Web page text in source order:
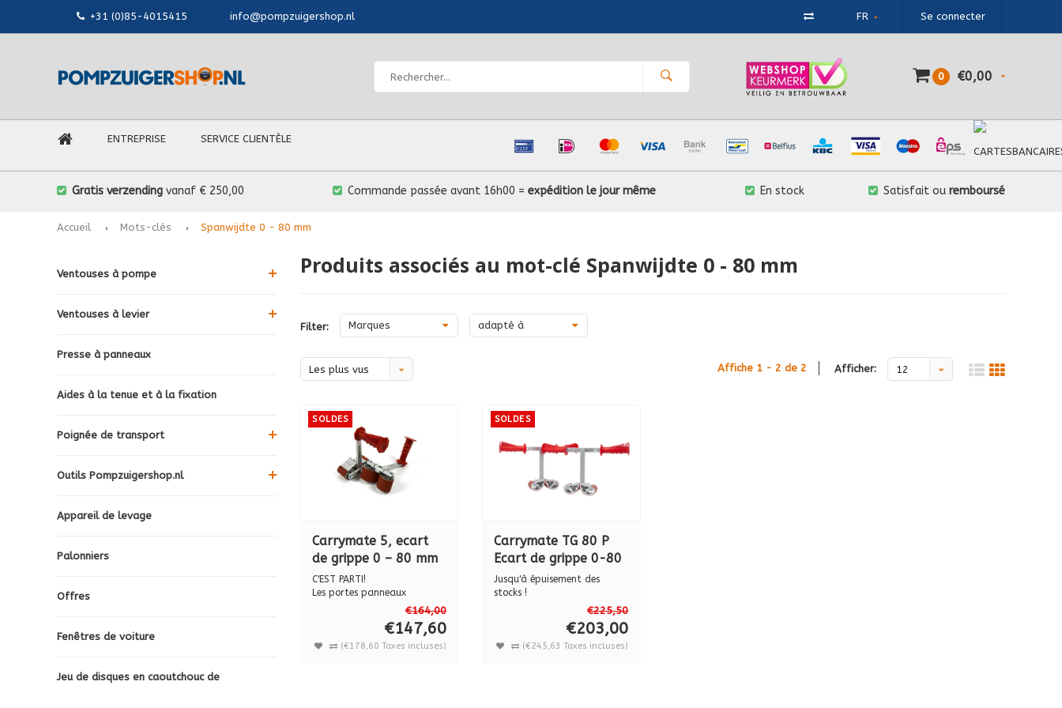
+31 (0)85-4015415 info@pompzuigershop.nl FR Se connecter
0 €0,00
ENTREPRISE SERVICE CLIENTÈLE
Gratis verzending vanaf € 250,00 Commande passée avant 16h00 =expédition le jour même En stock Satisfait ou remboursé
Accueil Mots-clés Spanwijdte 0 - 80 mm
Ventouses à pompe
Ventouses à levier
Presse à panneaux
Aides à la tenue et à la fixation
Poignée de transport
Outils Pompzuigershop.nl
Appareil de levage
Palonniers
Offres
Fenêtres de voiture
Jeu de disques en caoutchouc de
Produits associés au mot-clé Spanwijdte 0 - 80 mm
Filter: Marques adapté à
Les plus vus Affiche 1 - 2 de 2 Afficher: 12
SOLDES
Carrymate 5, ecart
de grippe 0 – 80 mm
C'EST PARTI!
Les portes panneaux
CARRYMATE® sont livrés p...
€164,00
€147,60
(€178,60 Taxes incluses)
SOLDES
Carrymate TG 80 P
Ecart de grippe 0-80
mm
Jusqu'à épuisement des
stocks !
Les portes panneaux CARRY...
€225,50
€203,00
(€245,63 Taxes incluses)